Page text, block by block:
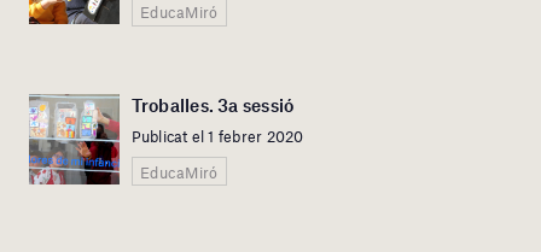
EducaMiró
Troballes. 3a sessió
Publicat el 1 febrer 2020
EducaMiró